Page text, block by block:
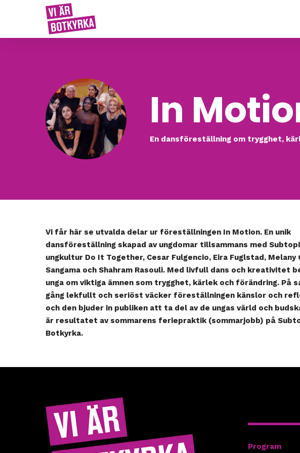
In
En dansföreställning om trygghet,
Vi får här se utvalda delar ur föreställningen In Motion. En unik
dansföreställning skapad av ungdomar tillsammans med
ungkultur Do It Together, Cesar Fulgencio, Eira Fuglstad, Melany
Sangama och Shahram Rasouli. Med livfull dans och kreativitet
unga om viktiga ämnen som trygghet, kärlek och förändring. På
gång lekfullt och seriöst väcker föreställningen känslor och
och den bjuder in publiken att ta del av de ungas värld och
är resultatet av sommarens feriepraktik (sommarjobb) på
Botkyrka.
Program